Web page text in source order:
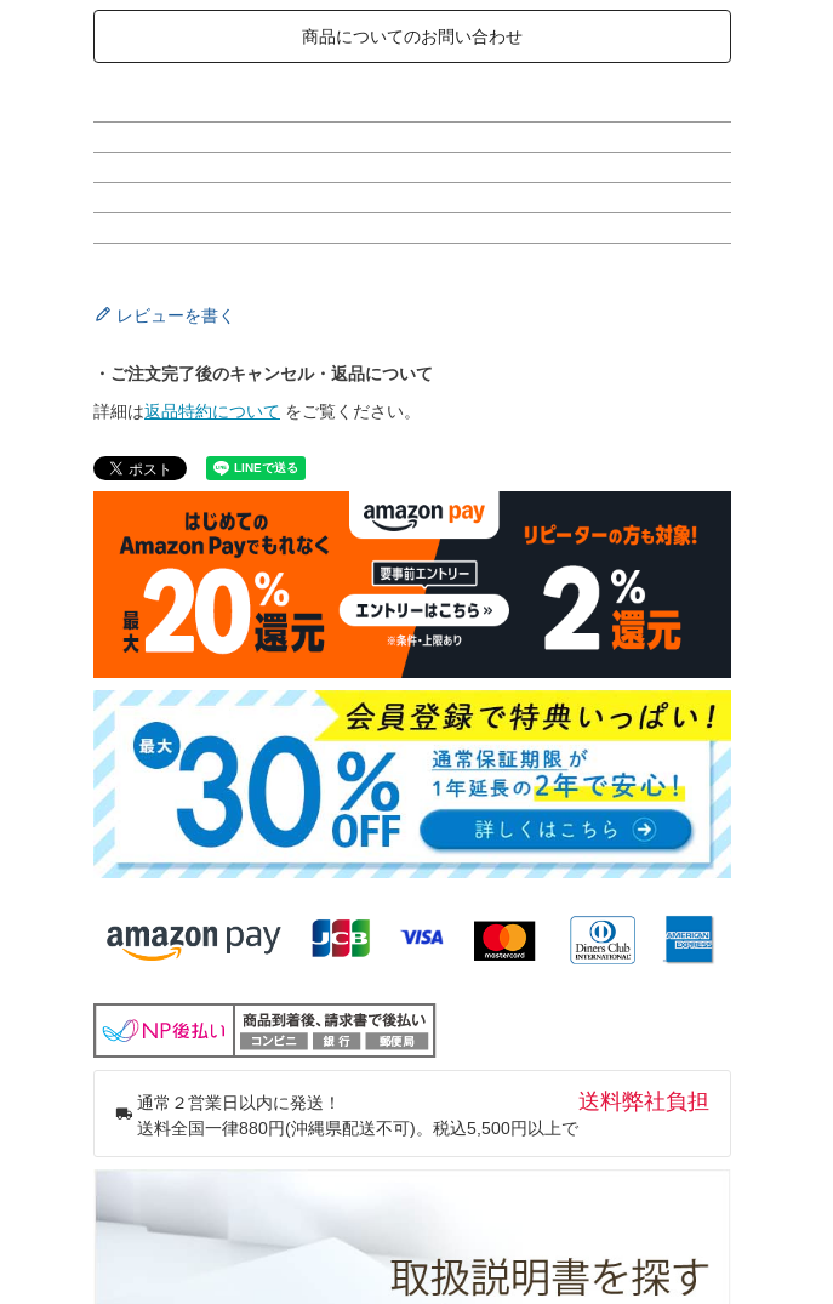
商品についてのお問い合わせ
レビューを書く
・ご注文完了後のキャンセル・返品について
詳細は返品特約について をご覧ください。
通常２営業日以内に発送！
送料全国一律880円(沖縄県配送不可)。税込5,500円以上で
送料弊社負担